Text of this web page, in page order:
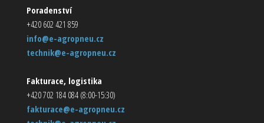
Poradenství
+420 602 421 859
info@e-agropneu.cz
technik@e-agropneu.cz
Fakturace, logistika
+420 702 184 084 (8:00-15:30)
fakturace@e-agropneu.cz